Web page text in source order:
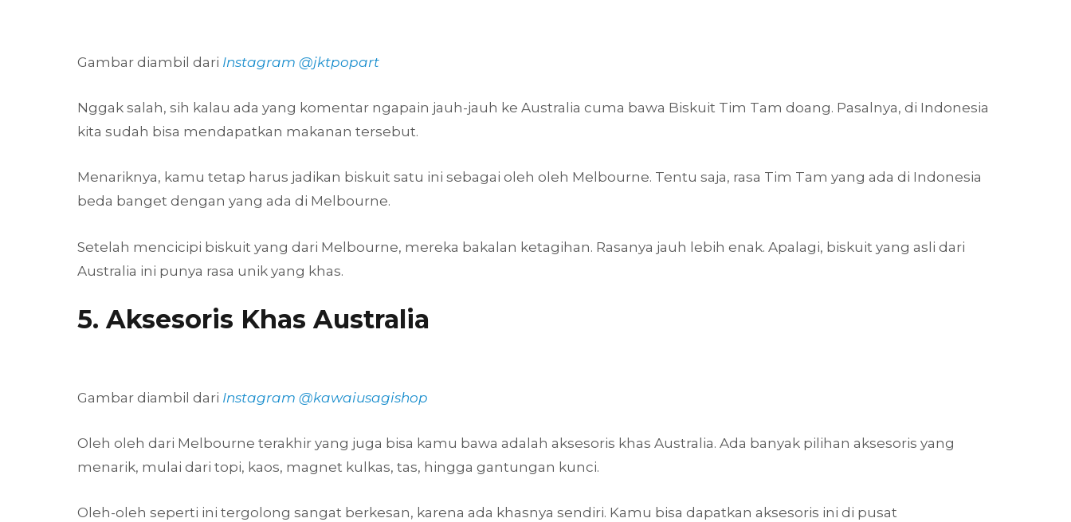
Gambar diambil dari Instagram @jktpopart
Nggak salah, sih kalau ada yang komentar ngapain jauh-jauh ke Australia cuma bawa Biskuit Tim Tam doang. Pasalnya, di Indonesia
kita sudah bisa mendapatkan makanan tersebut.
Menariknya, kamu tetap harus jadikan biskuit satu ini sebagai oleh oleh Melbourne. Tentu saja, rasa Tim Tam yang ada di Indonesia
beda banget dengan yang ada di Melbourne.
Setelah mencicipi biskuit yang dari Melbourne, mereka bakalan ketagihan. Rasanya jauh lebih enak. Apalagi, biskuit yang asli dari
Australia ini punya rasa unik yang khas.
5. Aksesoris Khas Australia
Gambar diambil dari Instagram @kawaiusagishop
Oleh oleh dari Melbourne terakhir yang juga bisa kamu bawa adalah aksesoris khas Australia. Ada banyak pilihan aksesoris yang
menarik, mulai dari topi, kaos, magnet kulkas, tas, hingga gantungan kunci.
Oleh-oleh seperti ini tergolong sangat berkesan, karena ada khasnya sendiri. Kamu bisa dapatkan aksesoris ini di pusat